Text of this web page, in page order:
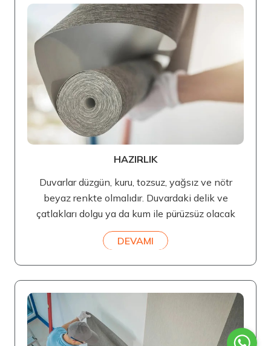
HAZIRLIK
Duvarlar düzgün, kuru, tozsuz, yağsız ve nötr
beyaz renkte olmalıdır. Duvardaki delik ve
çatlakları dolgu ya da kum ile pürüzsüz olacak
DEVAMI